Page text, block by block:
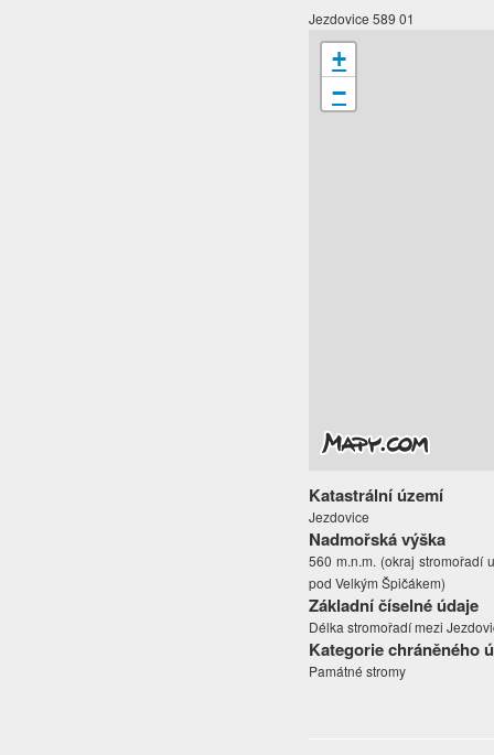
Jezdovice 589 01
+
−
Katastrální území
Jezdovice
Nadmořská výška
560 m.n.m. (okraj stromořadí
pod Velkým Špičákem)
Základní číselné údaje
Délka stromořadí mezi
Kategorie chráněného
Památné stromy